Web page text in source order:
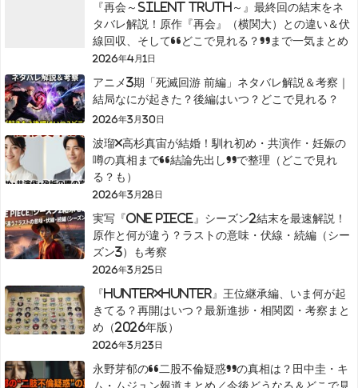
『再会～Silent Truth～』最終回の結末をネ
タバレ解説！原作『再会』（横関大）との違い＆伏
線回収、そして“どこで見れる？”まで一気まとめ
2026年4月1日
アニメ3期「死滅回游 前編」ネタバレ解説＆考察｜
結局なにが起きた？後編はいつ？どこで見れる？
2026年3月30日
波瑠×高杉真宙が結婚！馴れ初め・共演作・妊娠の
噂の真相まで“結論先出し”で整理（どこで見れ
る？も）
2026年3月28日
実写『ONE PIECE』シーズン2結末を最速解説！
原作と何が違う？ラストの意味・伏線・続編（シー
ズン3）も考察
2026年3月25日
『HUNTER×HUNTER』王位継承編、いま何が起
きてる？再開はいつ？最新進捗・相関図・考察まと
め（2026年版）
2026年3月23日
永野芽郁の“二股不倫疑惑”の真相は？田中圭・キ
ム・ムジュン報道まとめ／今後どうなる＆どこで見